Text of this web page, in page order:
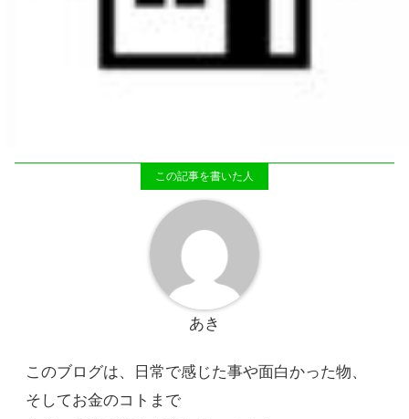
あき
このブログは、日常で感じた事や面白かった物、
そしてお金のコトまで